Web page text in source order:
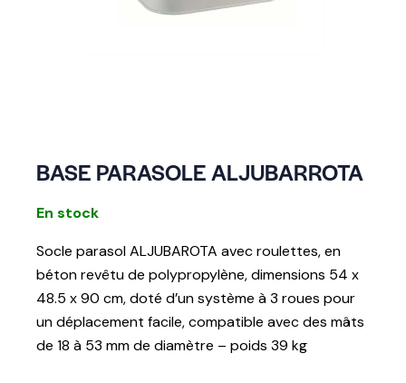
BASE PARASOLE ALJUBARROTA
En stock
Socle parasol ALJUBAROTA avec roulettes, en
béton revêtu de polypropylène, dimensions 54 x
48.5 x 90 cm, doté d’un système à 3 roues pour
un déplacement facile, compatible avec des mâts
de 18 à 53 mm de diamètre – poids 39 kg